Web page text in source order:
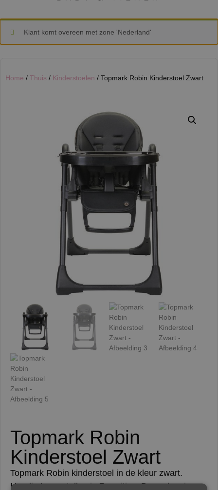
Klant komt overeen met zone 'Nederland'
Home / Thuis / Kinderstoelen / Topmark Robin Kinderstoel Zwart
Topmark Robin
Kinderstoel Zwart
Topmark Robin kinderstoel in de kleur zwart.
Handig te verstellen in 7 posities. De rugleuning